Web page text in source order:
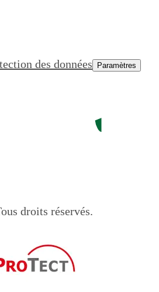
des données Paramètres
droits réservés.